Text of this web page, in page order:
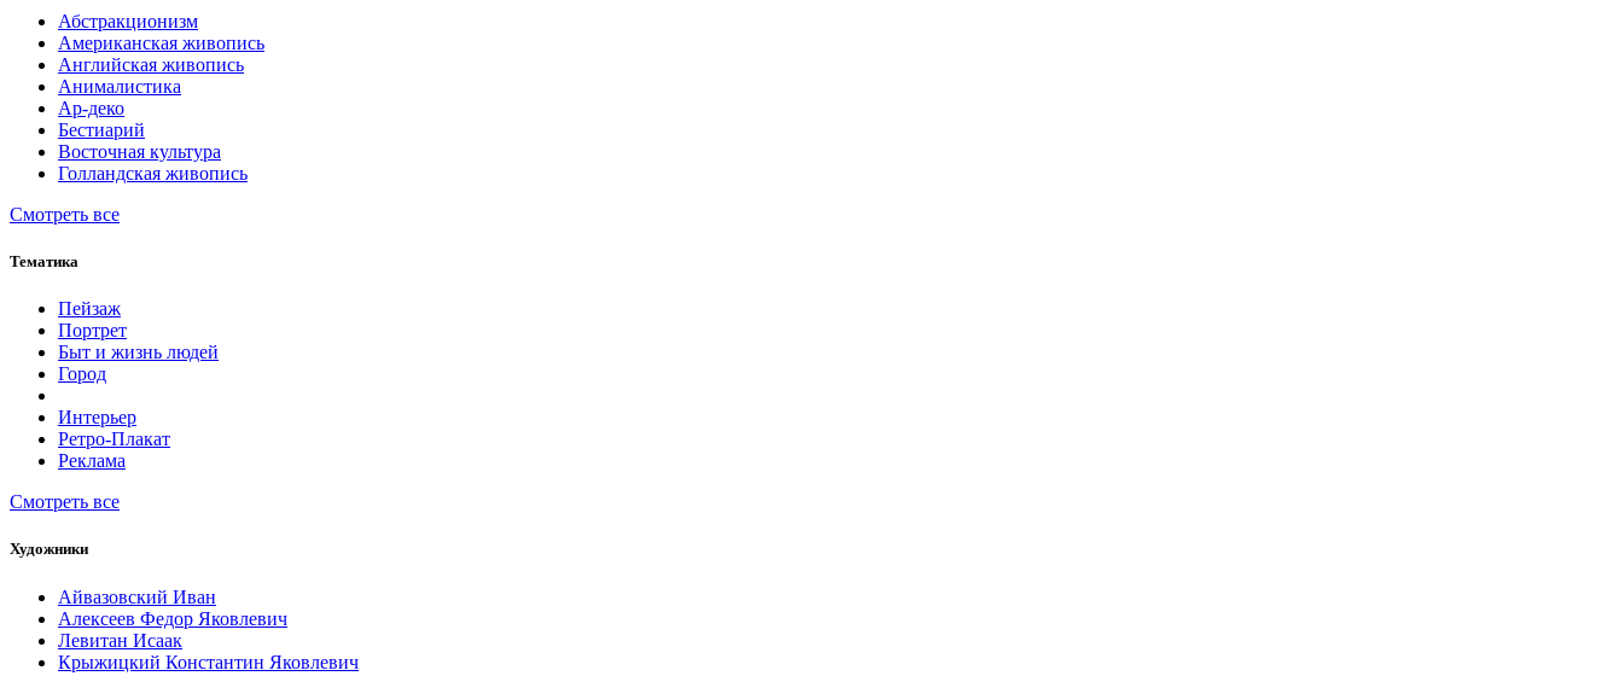
Абстракционизм
Американская живопись
Английская живопись
Анималистика
Ар-деко
Бестиарий
Восточная культура
Голландская живопись
Смотреть все
Тематика
Пейзаж
Портрет
Быт и жизнь людей
Город
Интерьер
Ретро-Плакат
Реклама
Смотреть все
Художники
Айвазовский Иван
Алексеев Федор Яковлевич
Левитан Исаак
Крыжицкий Константин Яковлевич